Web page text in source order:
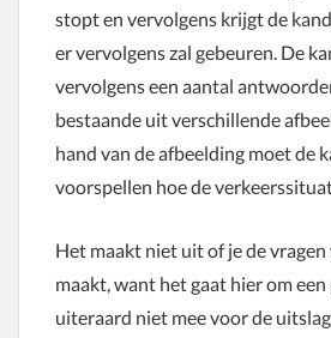
stopt en vervolgens krijgt de
er vervolgens zal gebeuren. De
vervolgens een aantal
bestaande uit verschillende
hand van de afbeelding moet de
voorspellen hoe de
Het maakt niet uit of je de
maakt, want het gaat hier om
uiteraard niet mee voor de